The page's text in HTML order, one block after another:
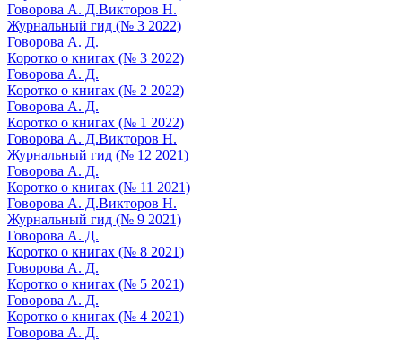
Говорова А. Д.Викторов Н.
Журнальный гид (№ 3 2022)
Говорова А. Д.
Коротко о книгах (№ 3 2022)
Говорова А. Д.
Коротко о книгах (№ 2 2022)
Говорова А. Д.
Коротко о книгах (№ 1 2022)
Говорова А. Д.Викторов Н.
Журнальный гид (№ 12 2021)
Говорова А. Д.
Коротко о книгах (№ 11 2021)
Говорова А. Д.Викторов Н.
Журнальный гид (№ 9 2021)
Говорова А. Д.
Коротко о книгах (№ 8 2021)
Говорова А. Д.
Коротко о книгах (№ 5 2021)
Говорова А. Д.
Коротко о книгах (№ 4 2021)
Говорова А. Д.